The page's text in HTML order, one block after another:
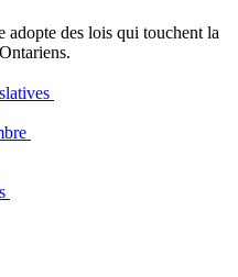
adopte des lois qui touchent la